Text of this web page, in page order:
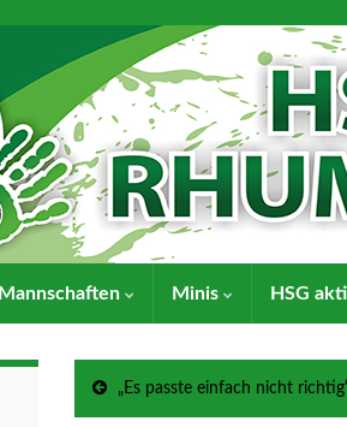
Mannschaften Minis HSG
„Es passte einfach nicht